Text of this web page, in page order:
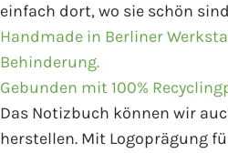
einfach dort, wo sie schön
Handmade in Berliner
Behinderung.
Gebunden mit 100%
Das Notizbuch können wir
herstellen. Mit Logoprägung